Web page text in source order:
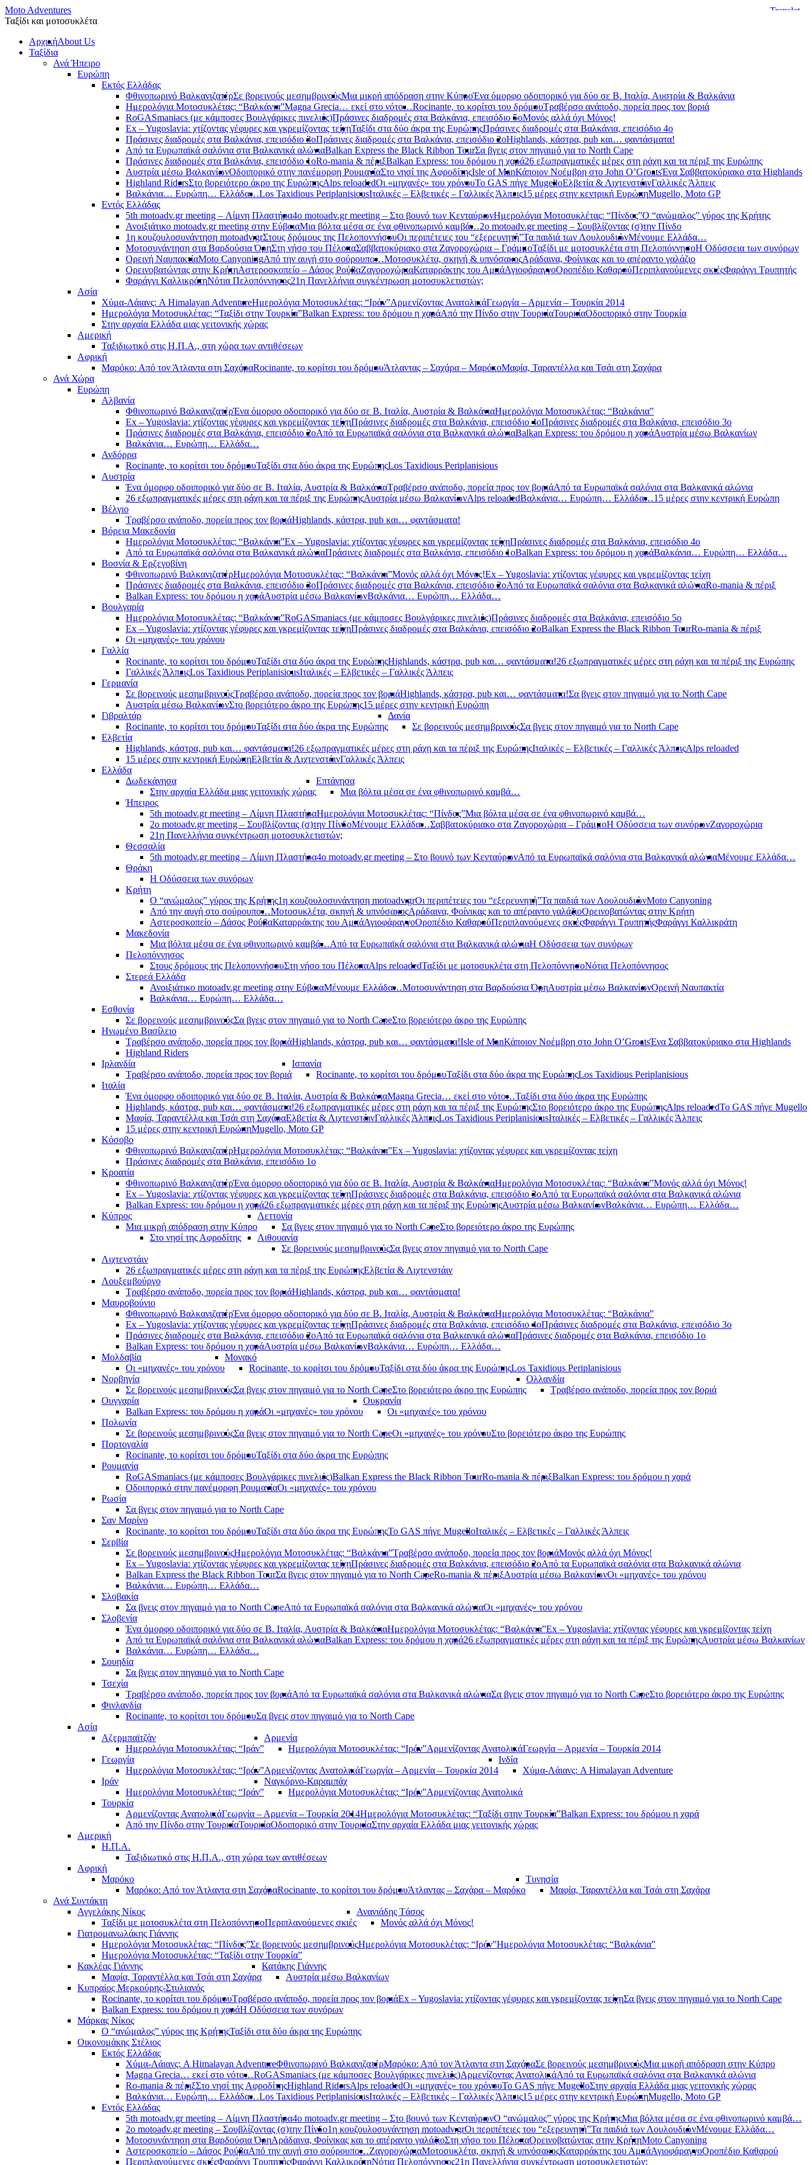
Moto Adventures
Ταξίδι και μοτοσυκλέτα
ΑρχικήAbout Us
Ταξίδια
Ανά Ήπειρο
Ευρώπη
Εκτός Ελλάδας
Φθινοπωρινό ΒαλκανιζατέρΣε βορεινούς μεσημβρινούςΜια μικρή απόδραση στην ΚύπροΈνα όμορφο οδοιπορικό για δύο σε Β. Ιταλία, Αυστρία & Βαλκάνια
Ημερολόγια Μοτοσυκλέτας: “Βαλκάνια”Magna Grecia… εκεί στο νότο…Rocinante, το κορίτσι του δρόμουΤραβέρσο ανάποδο, πορεία προς τον βοριά
RoGASmaniacs (με κάμποσες Βουλγάρικες πινελιές)Πράσινες διαδρομές στα Βαλκάνια, επεισόδιο 5οΜονός αλλά όχι Μόνος!
Ex – Yugoslavia: χτίζοντας γέφυρες και γκρεμίζοντας τείχηΤαξίδι στα δύο άκρα της ΕυρώπηςΠράσινες διαδρομές στα Βαλκάνια, επεισόδιο 4ο
Πράσινες διαδρομές στα Βαλκάνια, επεισόδιο 3οΠράσινες διαδρομές στα Βαλκάνια, επεισόδιο 2οHighlands, κάστρα, pub και… φαντάσματα!
Από τα Ευρωπαϊκά σαλόνια στα Βαλκανικά αλώνιαBalkan Express the Black Ribbon TourΣα βγεις στον πηγαιμό για το North Cape
Πράσινες διαδρομές στα Βαλκάνια, επεισόδιο 1οRo-mania & πέριξBalkan Express: του δρόμου η χαρά26 εξωπραγματικές μέρες στη ράχη και τα πέριξ της Ευρώπης
Αυστρία μέσω ΒαλκανίωνΟδοιπορικό στην πανέμορφη ΡουμανίαΣτο νησί της ΑφροδίτηςIsle of ManΚάποιον Νοέμβρη στο John O’GroatsΈνα Σαββατοκύριακο στα Highlands
Highland RidersΣτο βορειότερο άκρο της ΕυρώπηςAlps reloadedΟι «μηχανές» του χρόνουΤο GAS πήγε MugelloΕλβετία & ΛιχτενστάινΓαλλικές Άλπεις
Βαλκάνια… Ευρώπη… Ελλάδα…Los Taxidious PeriplanisiousΙταλικές – Ελβετικές – Γαλλικές Άλπεις15 μέρες στην κεντρική ΕυρώπηMugello, Moto GP
Εντός Ελλάδας
5th motoadv.gr meeting – Λίμνη Πλαστήρα4ο motoadv.gr meeting – Στο βουνό των ΚενταύρωνΗμερολόγια Μοτοσυκλέτας: “Πίνδος”Ο “ανώμαλος” γύρος της Κρήτης
Ανοιξιάτικο motoadv.gr meeting στην ΕύβοιαΜια βόλτα μέσα σε ένα φθινοπωρινό καμβά…2ο motoadv.gr meeting – Σουβλίζοντας (σ)την Πίνδο
1η κουζουλοσυνάντηση motoadv.grΣτους δρόμους της ΠελοποννήσουΟι περιπέτειες του “εξερευνητή”Τα παιδιά των ΛουλουδιώνΜένουμε Ελλάδα…
Μοτοσυνάντηση στα Βαρδούσια ΌρηΣτη νήσο του ΠέλοπαΣαββατοκύριακο στα Ζαγοροχώρια – ΓράμμοΤαξίδι με μοτοσυκλέτα στη ΠελοπόννησοΗ Οδύσσεια των συνόρων
Ορεινή ΝαυπακτίαMoto CanyoningΑπό την αυγή στο σούρουπο…Μοτοσυκλέτα, σκηνή & υπνόσακοςΑράδαινα, Φοίνικας και το απέραντο γαλάζιο
Ορεινοβατώντας στην ΚρήτηΑστεροσκοπείο – Δάσος ΡούβαΖαγοροχώριαΚαταρράκτης του ΑμπάΑγιοφάραγγοΟροπέδιο ΚαθαρούΠεριπλανούμενες σκιέςΦαράγγι Τρυπητής
Φαράγγι ΚαλλικράτηΝότια Πελοπόννησος21η Πανελλήνια συγκέντρωση μοτοσυκλετιστών;
Ασία
Χύμα-Λάιανς: A Himalayan AdventureΗμερολόγια Μοτοσυκλέτας: “Ιράν”Αρμενίζοντας ΑνατολικάΓεωργία – Αρμενία – Τουρκία 2014
Ημερολόγια Μοτοσυκλέτας: “Ταξίδι στην Τουρκία”Balkan Express: του δρόμου η χαράΑπό την Πίνδο στην ΤουρκίαΤουρκίαΟδοιπορικό στην Τουρκία
Στην αρχαία Ελλάδα μιας γειτονικής χώρας
Αμερική
Ταξιδιωτικό στις Η.Π.Α., στη χώρα των αντιθέσεων
Αφρική
Μαρόκο: Από τον Άτλαντα στη ΣαχάραRocinante, το κορίτσι του δρόμουΆτλαντας – Σαχάρα – ΜαρόκοΜαφία, Ταραντέλλα και Τσάι στη Σαχάρα
Ανά Χώρα
Ευρώπη
Αλβανία
Φθινοπωρινό ΒαλκανιζατέρΈνα όμορφο οδοιπορικό για δύο σε Β. Ιταλία, Αυστρία & ΒαλκάνιαΗμερολόγια Μοτοσυκλέτας: “Βαλκάνια”
Ex – Yugoslavia: χτίζοντας γέφυρες και γκρεμίζοντας τείχηΠράσινες διαδρομές στα Βαλκάνια, επεισόδιο 4οΠράσινες διαδρομές στα Βαλκάνια, επεισόδιο 3ο
Πράσινες διαδρομές στα Βαλκάνια, επεισόδιο 2οΑπό τα Ευρωπαϊκά σαλόνια στα Βαλκανικά αλώνιαBalkan Express: του δρόμου η χαράΑυστρία μέσω Βαλκανίων
Βαλκάνια… Ευρώπη… Ελλάδα…
Ανδόρρα
Rocinante, το κορίτσι του δρόμουΤαξίδι στα δύο άκρα της ΕυρώπηςLos Taxidious Periplanisious
Αυστρία
Ένα όμορφο οδοιπορικό για δύο σε Β. Ιταλία, Αυστρία & ΒαλκάνιαΤραβέρσο ανάποδο, πορεία προς τον βοριάΑπό τα Ευρωπαϊκά σαλόνια στα Βαλκανικά αλώνια
26 εξωπραγματικές μέρες στη ράχη και τα πέριξ της ΕυρώπηςΑυστρία μέσω ΒαλκανίωνAlps reloadedΒαλκάνια… Ευρώπη… Ελλάδα…15 μέρες στην κεντρική Ευρώπη
Βέλγιο
Τραβέρσο ανάποδο, πορεία προς τον βοριάHighlands, κάστρα, pub και… φαντάσματα!
Βόρεια Μακεδονία
Ημερολόγια Μοτοσυκλέτας: “Βαλκάνια”Ex – Yugoslavia: χτίζοντας γέφυρες και γκρεμίζοντας τείχηΠράσινες διαδρομές στα Βαλκάνια, επεισόδιο 4ο
Από τα Ευρωπαϊκά σαλόνια στα Βαλκανικά αλώνιαΠράσινες διαδρομές στα Βαλκάνια, επεισόδιο 1οBalkan Express: του δρόμου η χαράΒαλκάνια… Ευρώπη… Ελλάδα…
Βοσνία & Ερζεγοβίνη
Φθινοπωρινό ΒαλκανιζατέρΗμερολόγια Μοτοσυκλέτας: “Βαλκάνια”Μονός αλλά όχι Μόνος!Ex – Yugoslavia: χτίζοντας γέφυρες και γκρεμίζοντας τείχη
Πράσινες διαδρομές στα Βαλκάνια, επεισόδιο 3οΠράσινες διαδρομές στα Βαλκάνια, επεισόδιο 2οΑπό τα Ευρωπαϊκά σαλόνια στα Βαλκανικά αλώνιαRo-mania & πέριξ
Balkan Express: του δρόμου η χαράΑυστρία μέσω ΒαλκανίωνΒαλκάνια… Ευρώπη… Ελλάδα…
Βουλγαρία
Ημερολόγια Μοτοσυκλέτας: “Βαλκάνια”RoGASmaniacs (με κάμποσες Βουλγάρικες πινελιές)Πράσινες διαδρομές στα Βαλκάνια, επεισόδιο 5ο
Ex – Yugoslavia: χτίζοντας γέφυρες και γκρεμίζοντας τείχηΠράσινες διαδρομές στα Βαλκάνια, επεισόδιο 2οBalkan Express the Black Ribbon TourRo-mania & πέριξ
Οι «μηχανές» του χρόνου
Γαλλία
Rocinante, το κορίτσι του δρόμουΤαξίδι στα δύο άκρα της ΕυρώπηςHighlands, κάστρα, pub και… φαντάσματα!26 εξωπραγματικές μέρες στη ράχη και τα πέριξ της Ευρώπης
Γαλλικές ΆλπειςLos Taxidious PeriplanisiousΙταλικές – Ελβετικές – Γαλλικές Άλπεις
Γερμανία
Σε βορεινούς μεσημβρινούςΤραβέρσο ανάποδο, πορεία προς τον βοριάHighlands, κάστρα, pub και… φαντάσματα!Σα βγεις στον πηγαιμό για το North Cape
Αυστρία μέσω ΒαλκανίωνΣτο βορειότερο άκρο της Ευρώπης15 μέρες στην κεντρική Ευρώπη
Γιβραλτάρ
Rocinante, το κορίτσι του δρόμουΤαξίδι στα δύο άκρα της Ευρώπης
Δανία
Σε βορεινούς μεσημβρινούςΣα βγεις στον πηγαιμό για το North Cape
Ελβετία
Highlands, κάστρα, pub και… φαντάσματα!26 εξωπραγματικές μέρες στη ράχη και τα πέριξ της ΕυρώπηςΙταλικές – Ελβετικές – Γαλλικές ΆλπειςAlps reloaded
15 μέρες στην κεντρική ΕυρώπηΕλβετία & ΛιχτενστάινΓαλλικές Άλπεις
Ελλάδα
Δωδεκάνησα
Στην αρχαία Ελλάδα μιας γειτονικής χώρας
Επτάνησα
Μια βόλτα μέσα σε ένα φθινοπωρινό καμβά…
Ήπειρος
5th motoadv.gr meeting – Λίμνη ΠλαστήραΗμερολόγια Μοτοσυκλέτας: “Πίνδος”Μια βόλτα μέσα σε ένα φθινοπωρινό καμβά…
2ο motoadv.gr meeting – Σουβλίζοντας (σ)την ΠίνδοΜένουμε Ελλάδα…Σαββατοκύριακο στα Ζαγοροχώρια – ΓράμμοΗ Οδύσσεια των συνόρωνΖαγοροχώρια
21η Πανελλήνια συγκέντρωση μοτοσυκλετιστών;
Θεσσαλία
5th motoadv.gr meeting – Λίμνη Πλαστήρα4ο motoadv.gr meeting – Στο βουνό των ΚενταύρωνΑπό τα Ευρωπαϊκά σαλόνια στα Βαλκανικά αλώνιαΜένουμε Ελλάδα…
Θράκη
Η Οδύσσεια των συνόρων
Κρήτη
Ο “ανώμαλος” γύρος της Κρήτης1η κουζουλοσυνάντηση motoadv.grΟι περιπέτειες του “εξερευνητή”Τα παιδιά των ΛουλουδιώνMoto Canyoning
Από την αυγή στο σούρουπο…Μοτοσυκλέτα, σκηνή & υπνόσακοςΑράδαινα, Φοίνικας και το απέραντο γαλάζιοΟρεινοβατώντας στην Κρήτη
Αστεροσκοπείο – Δάσος ΡούβαΚαταρράκτης του ΑμπάΑγιοφάραγγοΟροπέδιο ΚαθαρούΠεριπλανούμενες σκιέςΦαράγγι ΤρυπητήςΦαράγγι Καλλικράτη
Μακεδονία
Μια βόλτα μέσα σε ένα φθινοπωρινό καμβά…Από τα Ευρωπαϊκά σαλόνια στα Βαλκανικά αλώνιαΗ Οδύσσεια των συνόρων
Πελοπόννησος
Στους δρόμους της ΠελοποννήσουΣτη νήσο του ΠέλοπαAlps reloadedΤαξίδι με μοτοσυκλέτα στη ΠελοπόννησοΝότια Πελοπόννησος
Στερεά Ελλάδα
Ανοιξιάτικο motoadv.gr meeting στην ΕύβοιαΜένουμε Ελλάδα…Μοτοσυνάντηση στα Βαρδούσια ΌρηΑυστρία μέσω ΒαλκανίωνΟρεινή Ναυπακτία
Βαλκάνια… Ευρώπη… Ελλάδα…
Εσθονία
Σε βορεινούς μεσημβρινούςΣα βγεις στον πηγαιμό για το North CapeΣτο βορειότερο άκρο της Ευρώπης
Ηνωμένο Βασίλειο
Τραβέρσο ανάποδο, πορεία προς τον βοριάHighlands, κάστρα, pub και… φαντάσματα!Isle of ManΚάποιον Νοέμβρη στο John O’GroatsΈνα Σαββατοκύριακο στα Highlands
Highland Riders
Ιρλανδία
Τραβέρσο ανάποδο, πορεία προς τον βοριά
Ισπανία
Rocinante, το κορίτσι του δρόμουΤαξίδι στα δύο άκρα της ΕυρώπηςLos Taxidious Periplanisious
Ιταλία
Ένα όμορφο οδοιπορικό για δύο σε Β. Ιταλία, Αυστρία & ΒαλκάνιαMagna Grecia… εκεί στο νότο…Ταξίδι στα δύο άκρα της Ευρώπης
Highlands, κάστρα, pub και… φαντάσματα!26 εξωπραγματικές μέρες στη ράχη και τα πέριξ της ΕυρώπηςΣτο βορειότερο άκρο της ΕυρώπηςAlps reloadedΤο GAS πήγε Mugello
Μαφία, Ταραντέλλα και Τσάι στη ΣαχάραΕλβετία & ΛιχτενστάινΓαλλικές ΆλπειςLos Taxidious PeriplanisiousΙταλικές – Ελβετικές – Γαλλικές Άλπεις
15 μέρες στην κεντρική ΕυρώπηMugello, Moto GP
Κόσοβο
Φθινοπωρινό ΒαλκανιζατέρΗμερολόγια Μοτοσυκλέτας: “Βαλκάνια”Ex – Yugoslavia: χτίζοντας γέφυρες και γκρεμίζοντας τείχη
Πράσινες διαδρομές στα Βαλκάνια, επεισόδιο 1ο
Κροατία
Φθινοπωρινό ΒαλκανιζατέρΈνα όμορφο οδοιπορικό για δύο σε Β. Ιταλία, Αυστρία & ΒαλκάνιαΗμερολόγια Μοτοσυκλέτας: “Βαλκάνια”Μονός αλλά όχι Μόνος!
Ex – Yugoslavia: χτίζοντας γέφυρες και γκρεμίζοντας τείχηΠράσινες διαδρομές στα Βαλκάνια, επεισόδιο 3οΑπό τα Ευρωπαϊκά σαλόνια στα Βαλκανικά αλώνια
Balkan Express: του δρόμου η χαρά26 εξωπραγματικές μέρες στη ράχη και τα πέριξ της ΕυρώπηςΑυστρία μέσω ΒαλκανίωνΒαλκάνια… Ευρώπη… Ελλάδα…
Κύπρος
Μια μικρή απόδραση στην Κύπρο
Στο νησί της Αφροδίτης
Λεττονία
Σα βγεις στον πηγαιμό για το North CapeΣτο βορειότερο άκρο της Ευρώπης
Λιθουανία
Σε βορεινούς μεσημβρινούςΣα βγεις στον πηγαιμό για το North Cape
Λιχτενστάιν
26 εξωπραγματικές μέρες στη ράχη και τα πέριξ της ΕυρώπηςΕλβετία & Λιχτενστάιν
Λουξεμβούργο
Τραβέρσο ανάποδο, πορεία προς τον βοριάHighlands, κάστρα, pub και… φαντάσματα!
Μαυροβούνιο
Φθινοπωρινό ΒαλκανιζατέρΈνα όμορφο οδοιπορικό για δύο σε Β. Ιταλία, Αυστρία & ΒαλκάνιαΗμερολόγια Μοτοσυκλέτας: “Βαλκάνια”
Ex – Yugoslavia: χτίζοντας γέφυρες και γκρεμίζοντας τείχηΠράσινες διαδρομές στα Βαλκάνια, επεισόδιο 4οΠράσινες διαδρομές στα Βαλκάνια, επεισόδιο 3ο
Πράσινες διαδρομές στα Βαλκάνια, επεισόδιο 2οΑπό τα Ευρωπαϊκά σαλόνια στα Βαλκανικά αλώνιαΠράσινες διαδρομές στα Βαλκάνια, επεισόδιο 1ο
Balkan Express: του δρόμου η χαράΑυστρία μέσω ΒαλκανίωνΒαλκάνια… Ευρώπη… Ελλάδα…
Μολδαβία
Οι «μηχανές» του χρόνου
Μονακό
Rocinante, το κορίτσι του δρόμουΤαξίδι στα δύο άκρα της ΕυρώπηςLos Taxidious Periplanisious
Νορβηγία
Σε βορεινούς μεσημβρινούςΣα βγεις στον πηγαιμό για το North CapeΣτο βορειότερο άκρο της Ευρώπης
Ολλανδία
Τραβέρσο ανάποδο, πορεία προς τον βοριά
Ουγγαρία
Balkan Express: του δρόμου η χαράΟι «μηχανές» του χρόνου
Ουκρανία
Οι «μηχανές» του χρόνου
Πολωνία
Σε βορεινούς μεσημβρινούςΣα βγεις στον πηγαιμό για το North CapeΟι «μηχανές» του χρόνουΣτο βορειότερο άκρο της Ευρώπης
Πορτογαλία
Rocinante, το κορίτσι του δρόμουΤαξίδι στα δύο άκρα της Ευρώπης
Ρουμανία
RoGASmaniacs (με κάμποσες Βουλγάρικες πινελιές)Balkan Express the Black Ribbon TourRo-mania & πέριξBalkan Express: του δρόμου η χαρά
Οδοιπορικό στην πανέμορφη ΡουμανίαΟι «μηχανές» του χρόνου
Ρωσία
Σα βγεις στον πηγαιμό για το North Cape
Σαν Μαρίνο
Rocinante, το κορίτσι του δρόμουΤαξίδι στα δύο άκρα της ΕυρώπηςΤο GAS πήγε MugelloΙταλικές – Ελβετικές – Γαλλικές Άλπεις
Σερβία
Σε βορεινούς μεσημβρινούςΗμερολόγια Μοτοσυκλέτας: “Βαλκάνια”Τραβέρσο ανάποδο, πορεία προς τον βοριάΜονός αλλά όχι Μόνος!
Ex – Yugoslavia: χτίζοντας γέφυρες και γκρεμίζοντας τείχηΠράσινες διαδρομές στα Βαλκάνια, επεισόδιο 2οΑπό τα Ευρωπαϊκά σαλόνια στα Βαλκανικά αλώνια
Balkan Express the Black Ribbon TourΣα βγεις στον πηγαιμό για το North CapeRo-mania & πέριξΑυστρία μέσω ΒαλκανίωνΟι «μηχανές» του χρόνου
Βαλκάνια… Ευρώπη… Ελλάδα…
Σλοβακία
Σα βγεις στον πηγαιμό για το North CapeΑπό τα Ευρωπαϊκά σαλόνια στα Βαλκανικά αλώνιαΟι «μηχανές» του χρόνου
Σλοβενία
Ένα όμορφο οδοιπορικό για δύο σε Β. Ιταλία, Αυστρία & ΒαλκάνιαΗμερολόγια Μοτοσυκλέτας: “Βαλκάνια”Ex – Yugoslavia: χτίζοντας γέφυρες και γκρεμίζοντας τείχη
Από τα Ευρωπαϊκά σαλόνια στα Βαλκανικά αλώνιαBalkan Express: του δρόμου η χαρά26 εξωπραγματικές μέρες στη ράχη και τα πέριξ της ΕυρώπηςΑυστρία μέσω Βαλκανίων
Βαλκάνια… Ευρώπη… Ελλάδα…
Σουηδία
Σα βγεις στον πηγαιμό για το North Cape
Τσεχία
Τραβέρσο ανάποδο, πορεία προς τον βοριάΑπό τα Ευρωπαϊκά σαλόνια στα Βαλκανικά αλώνιαΣα βγεις στον πηγαιμό για το North CapeΣτο βορειότερο άκρο της Ευρώπης
Φινλανδία
Rocinante, το κορίτσι του δρόμουΣα βγεις στον πηγαιμό για το North Cape
Ασία
Αζερμπαϊτζάν
Ημερολόγια Μοτοσυκλέτας: “Ιράν”
Αρμενία
Ημερολόγια Μοτοσυκλέτας: “Ιράν”Αρμενίζοντας ΑνατολικάΓεωργία – Αρμενία – Τουρκία 2014
Γεωργία
Ημερολόγια Μοτοσυκλέτας: “Ιράν”Αρμενίζοντας ΑνατολικάΓεωργία – Αρμενία – Τουρκία 2014
Ινδία
Χύμα-Λάιανς: A Himalayan Adventure
Ιράν
Ημερολόγια Μοτοσυκλέτας: “Ιράν”
Ναγκόρνο-Καραμπάχ
Ημερολόγια Μοτοσυκλέτας: “Ιράν”Αρμενίζοντας Ανατολικά
Τουρκία
Αρμενίζοντας ΑνατολικάΓεωργία – Αρμενία – Τουρκία 2014Ημερολόγια Μοτοσυκλέτας: “Ταξίδι στην Τουρκία”Balkan Express: του δρόμου η χαρά
Από την Πίνδο στην ΤουρκίαΤουρκίαΟδοιπορικό στην ΤουρκίαΣτην αρχαία Ελλάδα μιας γειτονικής χώρας
Αμερική
Η.Π.Α.
Ταξιδιωτικό στις Η.Π.Α., στη χώρα των αντιθέσεων
Αφρική
Μαρόκο
Μαρόκο: Από τον Άτλαντα στη ΣαχάραRocinante, το κορίτσι του δρόμουΆτλαντας – Σαχάρα – Μαρόκο
Τυνησία
Μαφία, Ταραντέλλα και Τσάι στη Σαχάρα
Ανά Συντάκτη
Αγγελάκης Νίκος
Ταξίδι με μοτοσυκλέτα στη ΠελοπόννησοΠεριπλανούμενες σκιές
Ανανιάδης Tάσος
Μονός αλλά όχι Μόνος!
Γιατρομανωλάκης Γιάννης
Ημερολόγια Μοτοσυκλέτας: “Πίνδος”Σε βορεινούς μεσημβρινούςΗμερολόγια Μοτοσυκλέτας: “Ιράν”Ημερολόγια Μοτοσυκλέτας: “Βαλκάνια”
Ημερολόγια Μοτοσυκλέτας: “Ταξίδι στην Τουρκία”
Κακλέας Γιάννης
Μαφία, Ταραντέλλα και Τσάι στη Σαχάρα
Κατάκης Γιάννης
Αυστρία μέσω Βαλκανίων
Κυπραίος Μερκούρης-Στυλιανός
Rocinante, το κορίτσι του δρόμουΤραβέρσο ανάποδο, πορεία προς τον βοριάEx – Yugoslavia: χτίζοντας γέφυρες και γκρεμίζοντας τείχηΣα βγεις στον πηγαιμό για το North Cape
Balkan Express: του δρόμου η χαράΗ Οδύσσεια των συνόρων
Μάρκας Νίκος
Ο “ανώμαλος” γύρος της ΚρήτηςΤαξίδι στα δύο άκρα της Ευρώπης
Οικονομάκης Στέλιος
Εκτός Ελλάδας
Χύμα-Λάιανς: A Himalayan AdventureΦθινοπωρινό ΒαλκανιζατέρΜαρόκο: Από τον Άτλαντα στη ΣαχάραΣε βορεινούς μεσημβρινούςΜια μικρή απόδραση στην Κύπρο
Magna Grecia… εκεί στο νότο…RoGASmaniacs (με κάμποσες Βουλγάρικες πινελιές)Αρμενίζοντας ΑνατολικάΑπό τα Ευρωπαϊκά σαλόνια στα Βαλκανικά αλώνια
Ro-mania & πέριξΣτο νησί της ΑφροδίτηςHighland RidersAlps reloadedΟι «μηχανές» του χρόνουΤο GAS πήγε MugelloΣτην αρχαία Ελλάδα μιας γειτονικής χώρας
Βαλκάνια… Ευρώπη… Ελλάδα…Los Taxidious PeriplanisiousΙταλικές – Ελβετικές – Γαλλικές Άλπεις15 μέρες στην κεντρική ΕυρώπηMugello, Moto GP
Εντός Ελλάδας
5th motoadv.gr meeting – Λίμνη Πλαστήρα4ο motoadv.gr meeting – Στο βουνό των ΚενταύρωνΟ “ανώμαλος” γύρος της ΚρήτηςΜια βόλτα μέσα σε ένα φθινοπωρινό καμβά…
2ο motoadv.gr meeting – Σουβλίζοντας (σ)την Πίνδο1η κουζουλοσυνάντηση motoadv.grΟι περιπέτειες του “εξερευνητή”Τα παιδιά των ΛουλουδιώνΜένουμε Ελλάδα…
Μοτοσυνάντηση στα Βαρδούσια ΌρηΑράδαινα, Φοίνικας και το απέραντο γαλάζιοΣτη νήσο του ΠέλοπαΟρεινοβατώντας στην ΚρήτηMoto Canyoning
Αστεροσκοπείο – Δάσος ΡούβαΑπό την αυγή στο σούρουπο…ΖαγοροχώριαΜοτοσυκλέτα, σκηνή & υπνόσακοςΚαταρράκτης του ΑμπάΑγιοφάραγγοΟροπέδιο Καθαρού
Περιπλανούμενες σκιέςΦαράγγι ΤρυπητήςΦαράγγι ΚαλλικράτηΝότια Πελοπόννησος21η Πανελλήνια συγκέντρωση μοτοσυκλετιστών;